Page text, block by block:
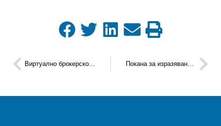
Покана за изразяване на интерес за участие на граничните региони в пилотни проекти за преодоляване на бариерите пред трансграничните бизнес дейности